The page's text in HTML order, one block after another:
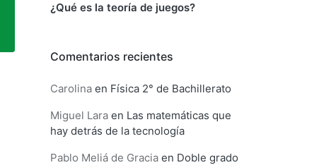
¿Qué es la teoría de juegos?
Comentarios recientes
Carolina en Física 2° de Bachillerato
Miguel Lara en Las matemáticas que
hay detrás de la tecnología
Pablo Meliá de Gracia en Doble grado